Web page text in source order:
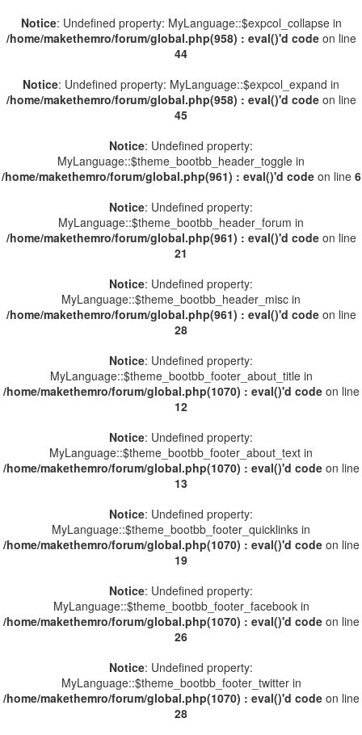
Notice: Undefined property: MyLanguage::$expcol_collapse in
/home/makethemro/forum/global.php(958) : eval()'d codeon line
44
Notice: Undefined property: MyLanguage::$expcol_expand in
/home/makethemro/forum/global.php(958) : eval()'d codeon line
45
Notice: Undefined property:
MyLanguage::$theme_bootbb_header_toggle in
/home/makethemro/forum/global.php(961) : eval()'d codeon line 6
Notice: Undefined property:
MyLanguage::$theme_bootbb_header_forum in
/home/makethemro/forum/global.php(961) : eval()'d codeon line
21
Notice: Undefined property:
MyLanguage::$theme_bootbb_header_misc in
/home/makethemro/forum/global.php(961) : eval()'d codeon line
28
Notice: Undefined property:
MyLanguage::$theme_bootbb_footer_about_title in
/home/makethemro/forum/global.php(1070) : eval()'d codeon line
12
Notice: Undefined property:
MyLanguage::$theme_bootbb_footer_about_text in
/home/makethemro/forum/global.php(1070) : eval()'d codeon line
13
Notice: Undefined property:
MyLanguage::$theme_bootbb_footer_quicklinks in
/home/makethemro/forum/global.php(1070) : eval()'d codeon line
19
Notice: Undefined property:
MyLanguage::$theme_bootbb_footer_facebook in
/home/makethemro/forum/global.php(1070) : eval()'d codeon line
26
Notice: Undefined property:
MyLanguage::$theme_bootbb_footer_twitter in
/home/makethemro/forum/global.php(1070) : eval()'d codeon line
28